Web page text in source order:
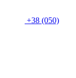
+38 (050)